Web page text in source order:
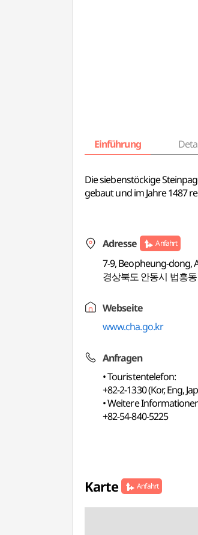
Einführung
Die siebenstöckige
gebaut und im Jahre 1487
Adresse Anfahrt
7-9, Beopheung-dong,
경상북도 안동시 법흥동
Webseite
www.cha.go.kr
Anfragen
• Touristentelefon:
+82-2-1330 (Kor, Eng,
• Weitere
+82-54-840-5225
Karte Anfahrt